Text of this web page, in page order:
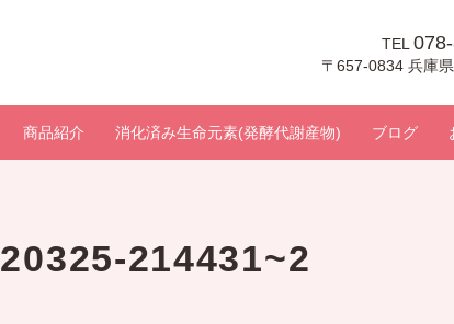
TEL
〒657-0834 兵庫
商品紹介 消化済み生命元素(発酵代謝産物) ブログ
214431~2